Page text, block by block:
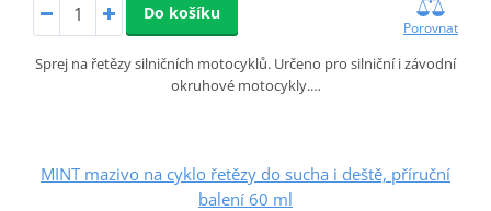
Do košíku
Porovnat
Sprej na řetězy silničních motocyklů. Určeno pro silniční i závodní
okruhové motocykly.…
MINT mazivo na cyklo řetězy do sucha i deště, příruční
balení 60 ml